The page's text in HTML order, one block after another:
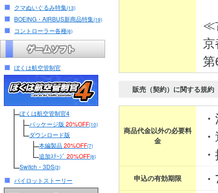
クマぬいぐるみ特集(13)
BOEING・AIRBUS新商品特集(19)
コントローラー各種(6)
ぼくは航空管制官
ぼくは航空管制官4
パッケージ版 20%OFF(10)
ダウンロード版
本編製品20%OFF(7)
追加ｽﾃｰｼﾞ 20%OFF(6)
Switch・3DS(3)
パイロットストーリー
≪
販売（契約）に関する規約
商品代金以外の必要料
金
申込の有効期限